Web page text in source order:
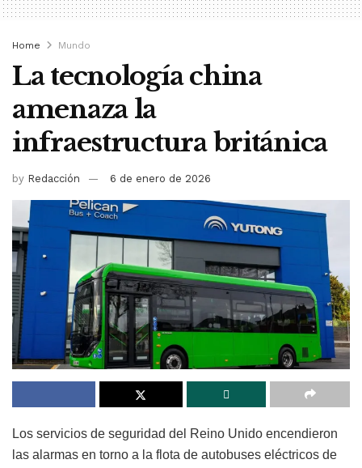
Home Mundo
La tecnología china
amenaza la
infraestructura británica
by Redacción 6 de enero de 2026
Los servicios de seguridad del Reino Unido encendieron
las alarmas en torno a la flota de autobuses eléctricos de